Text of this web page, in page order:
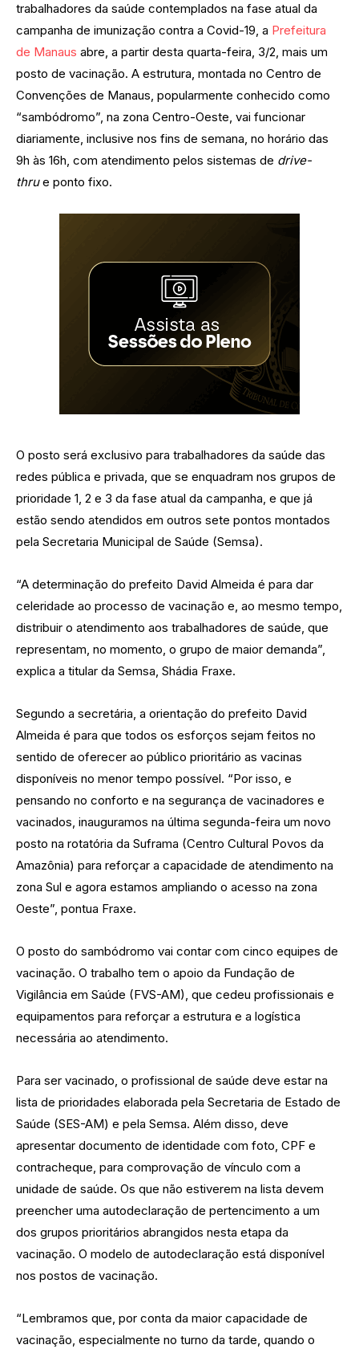
trabalhadores da saúde contemplados na fase atual da
campanha de imunização contra a Covid-19, a Prefeitura
de Manaus abre, a partir desta quarta-feira, 3/2, mais um
posto de vacinação. A estrutura, montada no Centro de
Convenções de Manaus, popularmente conhecido como
“sambódromo”, na zona Centro-Oeste, vai funcionar
diariamente, inclusive nos fins de semana, no horário das
9h às 16h, com atendimento pelos sistemas de drive-
thrue ponto fixo.
O posto será exclusivo para trabalhadores da saúde das
redes pública e privada, que se enquadram nos grupos de
prioridade 1, 2 e 3 da fase atual da campanha, e que já
estão sendo atendidos em outros sete pontos montados
pela Secretaria Municipal de Saúde (Semsa).
“A determinação do prefeito David Almeida é para dar
celeridade ao processo de vacinação e, ao mesmo tempo,
distribuir o atendimento aos trabalhadores de saúde, que
representam, no momento, o grupo de maior demanda”,
explica a titular da Semsa, Shádia Fraxe.
Segundo a secretária, a orientação do prefeito David
Almeida é para que todos os esforços sejam feitos no
sentido de oferecer ao público prioritário as vacinas
disponíveis no menor tempo possível. “Por isso, e
pensando no conforto e na segurança de vacinadores e
vacinados, inauguramos na última segunda-feira um novo
posto na rotatória da Suframa (Centro Cultural Povos da
Amazônia) para reforçar a capacidade de atendimento na
zona Sul e agora estamos ampliando o acesso na zona
Oeste”, pontua Fraxe.
O posto do sambódromo vai contar com cinco equipes de
vacinação. O trabalho tem o apoio da Fundação de
Vigilância em Saúde (FVS-AM), que cedeu profissionais e
equipamentos para reforçar a estrutura e a logística
necessária ao atendimento.
Para ser vacinado, o profissional de saúde deve estar na
lista de prioridades elaborada pela Secretaria de Estado de
Saúde (SES-AM) e pela Semsa. Além disso, deve
apresentar documento de identidade com foto, CPF e
contracheque, para comprovação de vínculo com a
unidade de saúde. Os que não estiverem na lista devem
preencher uma autodeclaração de pertencimento a um
dos grupos prioritários abrangidos nesta etapa da
vacinação. O modelo de autodeclaração está disponível
nos postos de vacinação.
“Lembramos que, por conta da maior capacidade de
vacinação, especialmente no turno da tarde, quando o